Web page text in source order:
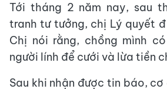
Tới tháng 2 năm nay, sau
tranh tư tưởng, chị Lý quyết
Chị nói rằng, chồng mình
người lính để cưới và lừa tiền
Sau khi nhận được tin báo,